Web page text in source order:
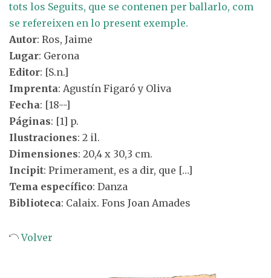
tots los Seguits, que se contenen per ballarlo, com
se refereixen en lo present exemple.
Autor: Ros, Jaime
Lugar: Gerona
Editor: [S.n.]
Imprenta: Agustín Figaró y Oliva
Fecha: [18--]
Páginas: [1] p.
Ilustraciones: 2 il.
Dimensiones: 20,4 x 30,3 cm.
Incipit: Primerament, es a dir, que […]
Tema específico: Danza
Biblioteca: Calaix. Fons Joan Amades
Volver